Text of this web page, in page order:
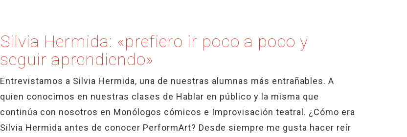
Silvia Hermida: «prefiero ir poco a poco y
seguir aprendiendo»
Entrevistamos a Silvia Hermida, una de nuestras alumnas más entrañables. A
quien conocimos en nuestras clases de Hablar en público y la misma que
continúa con nosotros en Monólogos cómicos e Improvisación teatral. ¿Cómo era
Silvia Hermida antes de conocer PerformArt? Desde siempre me gusta hacer reír